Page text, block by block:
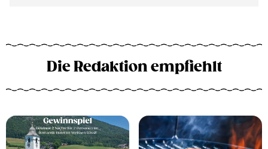
Die Redaktion empfiehlt